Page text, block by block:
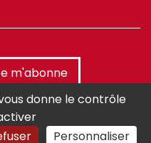
m'abonne
donne le contrôle
Personnaliser